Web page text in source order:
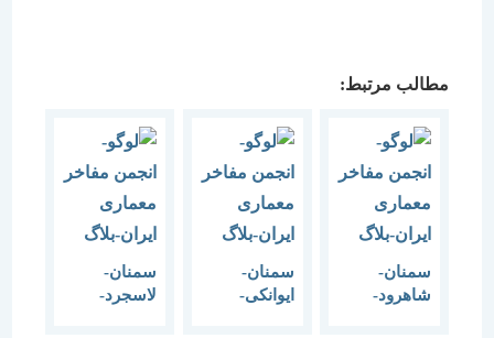
مطالب مرتبط:
سمنان-
شاهرود-
سمنان-
ایوانکی-
سمنان-
لاسجرد-